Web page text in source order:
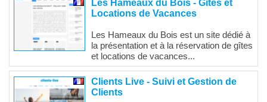
Les Hameaux du Bois - Gîtes et
Locations de Vacances
Les Hameaux du Bois est un site dédié à
la présentation et à la réservation de gîtes
et locations de vacances...
Clients Live - Suivi et Gestion de
Clients